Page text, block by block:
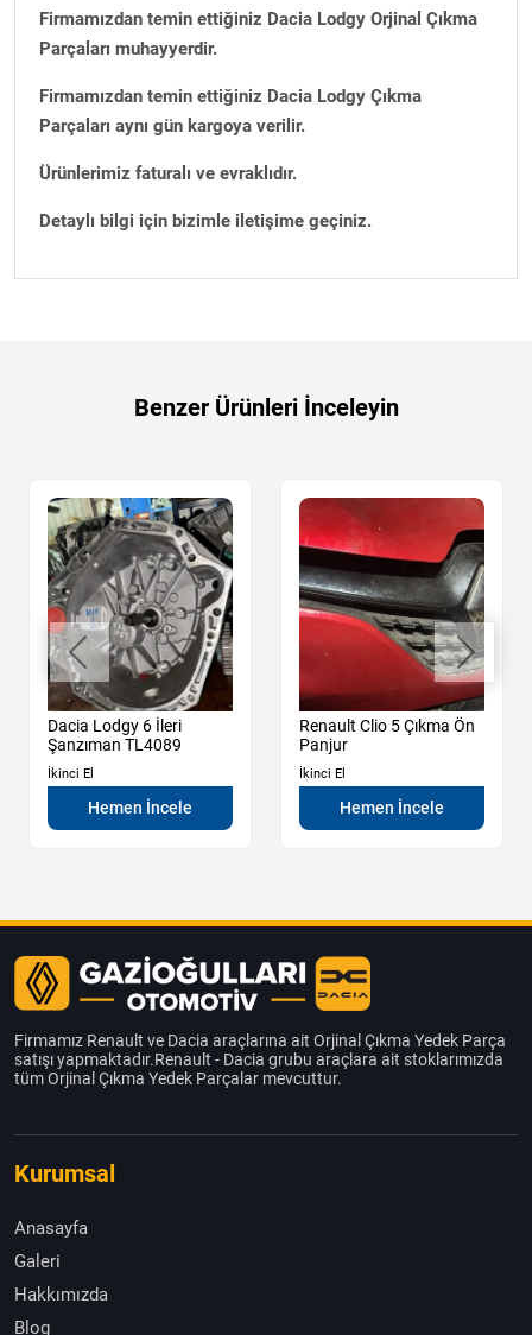
Firmamızdan temin ettiğiniz Dacia Lodgy Orjinal Çıkma
Parçaları muhayyerdir.
Firmamızdan temin ettiğiniz Dacia Lodgy Çıkma
Parçaları aynı gün kargoya verilir.
Ürünlerimiz faturalı ve evraklıdır.
Detaylı bilgi için bizimle iletişime geçiniz.
Benzer Ürünleri İnceleyin
Dacia Lodgy 6 İleri
Şanzıman TL4089
İkinci El
Hemen İncele
Renault Clio 5 Çıkma Ön
Panjur
İkinci El
Hemen İncele
Firmamız Renault ve Dacia araçlarına ait Orjinal Çıkma Yedek Parça
satışı yapmaktadır.Renault - Dacia grubu araçlara ait stoklarımızda
tüm Orjinal Çıkma Yedek Parçalar mevcuttur.
Kurumsal
Anasayfa
Galeri
Hakkımızda
Blog